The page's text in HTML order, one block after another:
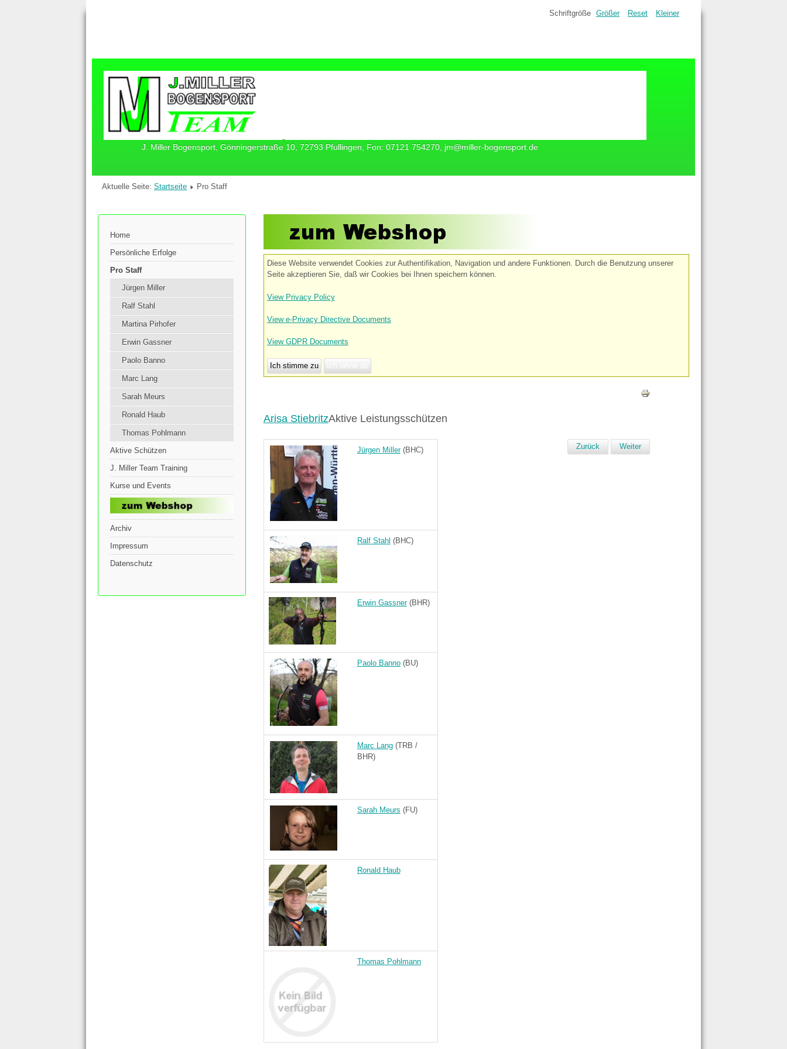
J. Miller Bogensport, Gönningerstraße 10, 72793 Pfullingen, Fon: 07121 754270, jm@miller-bogensport.de
Schriftgröße Größer Reset Kleiner
Aktuelle Seite: Startseite Pro Staff
Home
Persönliche Erfolge
Pro Staff
Jürgen Miller
Ralf Stahl
Martina Pirhofer
Erwin Gassner
Paolo Banno
Marc Lang
Sarah Meurs
Ronald Haub
Thomas Pohlmann
Aktive Schützen
J. Miller Team Training
Kurse und Events
Archiv
Impressum
Datenschutz
Diese Website verwendet Cookies zur Authentifikation, Navigation und andere Funktionen. Durch die Benutzung unserer
Seite akzeptieren Sie, daß wir Cookies bei Ihnen speichern können.
View Privacy Policy
View e-Privacy Directive Documents
View GDPR Documents
Ich stimme zu
Arisa StiebritzAktive Leistungsschützen
Jürgen Miller(BHC)
Ralf Stahl (BHC)
Erwin Gassner(BHR)
Paolo Banno(BU)
Marc Lang(TRB /
BHR)
Sarah Meurs (FU)
Ronald Haub
Thomas Pohlmann
Zurück Weiter